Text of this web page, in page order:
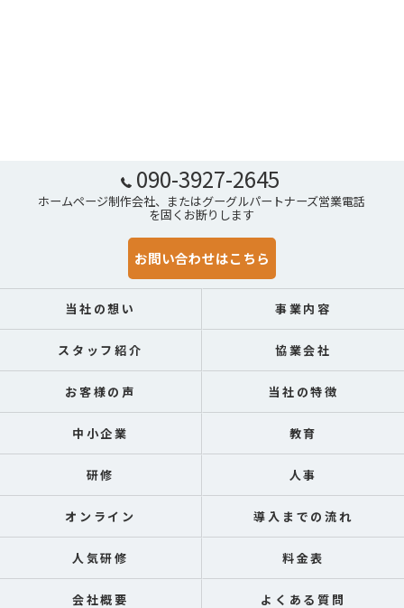
090-3927-2645
ホームページ制作会社、またはグーグルパートナーズ営業電話
を固くお断りします
お問い合わせはこちら
当社の想い 事業内容
スタッフ紹介 協業会社
お客様の声 当社の特徴
中小企業 教育
研修 人事
オンライン 導入までの流れ
人気研修 料金表
会社概要 よくある質問